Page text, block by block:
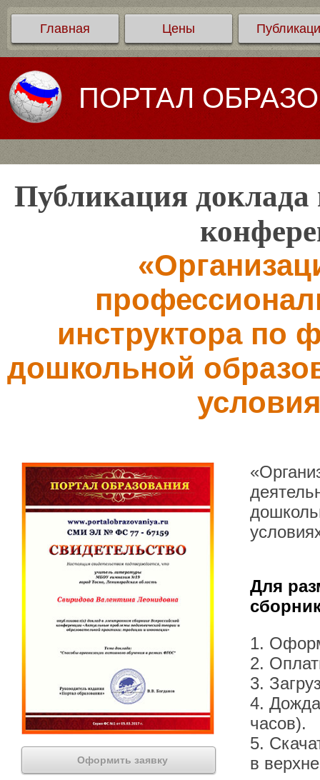
Главная Цены
ПОРТАЛ
Публикация доклада
инструктора по
дошкольной
Оформить заявку
Для
1.
2.
3.
4.
часов).
5.
в